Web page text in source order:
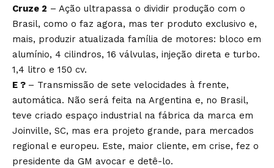
Cruze 2 – Ação ultrapassa o dividir produção com o
Brasil, como o faz agora, mas ter produto exclusivo e,
mais, produzir atualizada família de motores: bloco em
alumínio, 4 cilindros, 16 válvulas, injeção direta e turbo.
1,4 litro e 150 cv.
E ? – Transmissão de sete velocidades à frente,
automática. Não será feita na Argentina e, no Brasil,
teve criado espaço industrial na fábrica da marca em
Joinville, SC, mas era projeto grande, para mercados
regional e europeu. Este, maior cliente, em crise, fez o
presidente da GM avocar e detê-lo.